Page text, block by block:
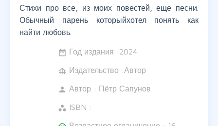
Стихи про все, из моих повестей, еще песни.
Обычный парень которыйхотел понять как
найти любовь.
date_range Год издания :2024
foundation Издательство :Автор
person Автор : Пётр Сапунов
workspaces ISBN :